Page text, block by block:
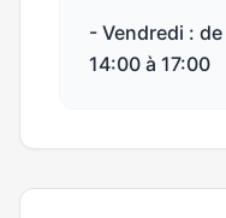
- Vendredi :
14:00 à 17:00